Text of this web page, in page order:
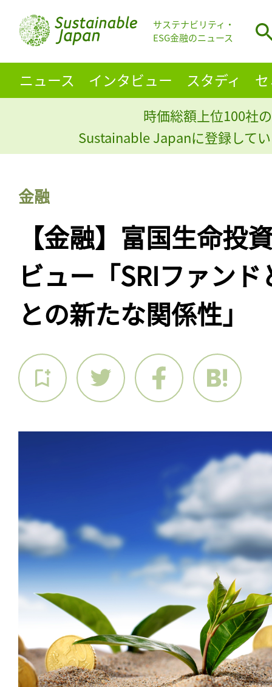
サステナビリティ・
ESG金融のニュース
ニュース インタビュー スタディ
時価総額上位100社
Sustainable Japanに登録して
金融
【金融】富国生命投
ビュー「SRIファン
との新たな関係性」